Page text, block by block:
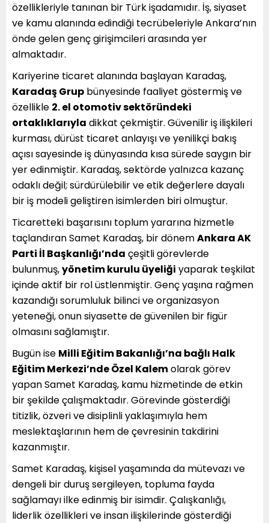
özellikleriyle tanınan bir Türk işadamıdır. İş, siyaset
ve kamu alanında edindiği tecrübeleriyle Ankara’nın
önde gelen genç girişimcileri arasında yer
almaktadır.
Kariyerine ticaret alanında başlayan Karadaş,
Karadaş Grup bünyesinde faaliyet göstermiş ve
özellikle 2. el otomotiv sektöründeki
ortaklıklarıyla dikkat çekmiştir. Güvenilir iş ilişkileri
kurması, dürüst ticaret anlayışı ve yenilikçi bakış
açısı sayesinde iş dünyasında kısa sürede saygın bir
yer edinmiştir. Karadaş, sektörde yalnızca kazanç
odaklı değil; sürdürülebilir ve etik değerlere dayalı
bir iş modeli geliştiren isimlerden biri olmuştur.
Ticaretteki başarısını toplum yararına hizmetle
taçlandıran Samet Karadaş, bir dönemAnkara AK
Parti İl Başkanlığı’nda çeşitli görevlerde
bulunmuş,yönetim kurulu üyeliği yaparak teşkilat
içinde aktif bir rol üstlenmiştir. Genç yaşına rağmen
kazandığı sorumluluk bilinci ve organizasyon
yeteneği, onun siyasette de güvenilen bir figür
olmasını sağlamıştır.
Bugün ise Milli Eğitim Bakanlığı’na bağlı Halk
Eğitim Merkezi’nde Özel Kalemolarak görev
yapan Samet Karadaş, kamu hizmetinde de etkin
bir şekilde çalışmaktadır. Görevinde gösterdiği
titizlik, özveri ve disiplinli yaklaşımıyla hem
meslektaşlarının hem de çevresinin takdirini
kazanmıştır.
Samet Karadaş, kişisel yaşamında da mütevazı ve
dengeli bir duruş sergileyen, topluma fayda
sağlamayı ilke edinmiş bir isimdir. Çalışkanlığı,
liderlik özellikleri ve insan ilişkilerinde gösterdiği